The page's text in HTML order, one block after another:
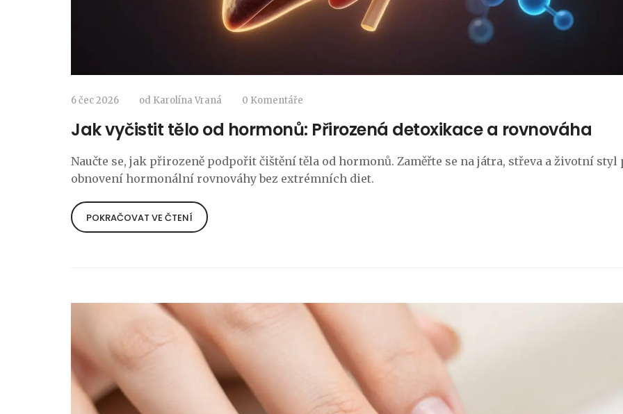
6 čec 2026 od Karolína Vraná 0 Komentáře
Jak vyčistit tělo od hormonů: Přirozená detoxikace a rovnováha
Naučte se, jak přirozeně podpořit čištění těla od hormonů. Zaměřte se na játra, střeva a životní styl
obnovení hormonální rovnováhy bez extrémních diet.
POKRAČOVAT VE ČTENÍ